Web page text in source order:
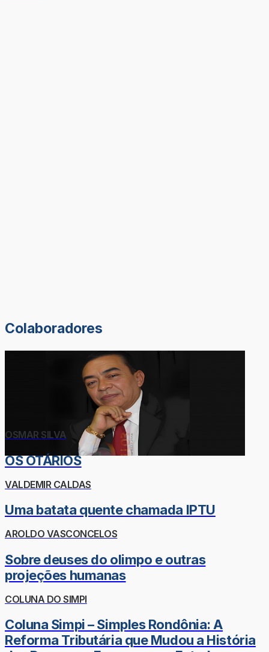
Colaboradores
OSMAR SILVA
OS OTÁRIOS
VALDEMIR CALDAS
Uma batata quente chamada IPTU
AROLDO VASCONCELOS
Sobre deuses do olimpo e outras
projeções humanas
COLUNA DO SIMPI
Coluna Simpi – Simples Rondônia: A
Reforma Tributária que Mudou a História